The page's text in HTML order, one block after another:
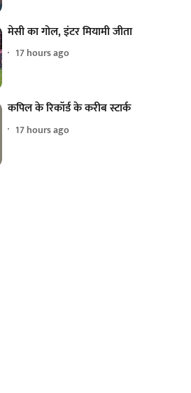
मेसी का गोल, इंटर मियामी जीता
17 hours ago
कपिल के रिकॉर्ड के करीब स्टार्क
17 hours ago